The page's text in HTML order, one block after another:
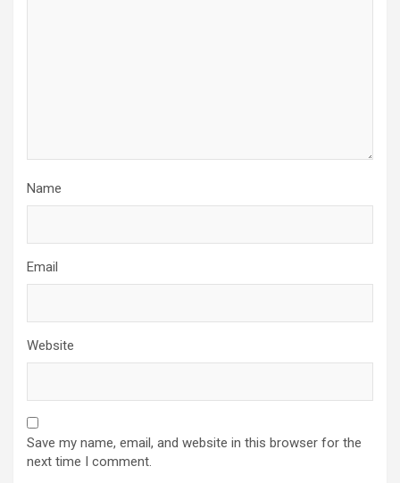
Name
Email
Website
Save my name, email, and website in this browser for the
next time I comment.